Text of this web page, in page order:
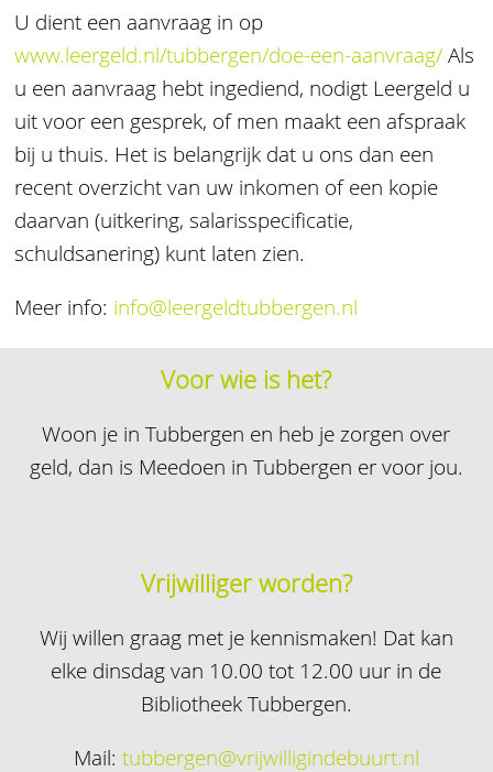
U dient een aanvraag in op
www.leergeld.nl/tubbergen/doe-een-aanvraag/ Als
u een aanvraag hebt ingediend, nodigt Leergeld u
uit voor een gesprek, of men maakt een afspraak
bij u thuis. Het is belangrijk dat u ons dan een
recent overzicht van uw inkomen of een kopie
daarvan (uitkering, salarisspecificatie,
schuldsanering) kunt laten zien.
Meer info: info@leergeldtubbergen.nl
Voor wie is het?
Woon je in Tubbergen en heb je zorgen over
geld, dan is Meedoen in Tubbergen er voor jou.
Vrijwilliger worden?
Wij willen graag met je kennismaken! Dat kan
elke dinsdag van 10.00 tot 12.00 uur in de
Bibliotheek Tubbergen.
Mail: tubbergen@vrijwilligindebuurt.nl